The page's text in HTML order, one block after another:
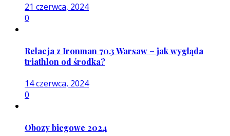
21 czerwca, 2024
0
Relacja z Ironman 70.3 Warsaw – jak wygląda
triathlon od środka?
14 czerwca, 2024
0
Obozy biegowe 2024